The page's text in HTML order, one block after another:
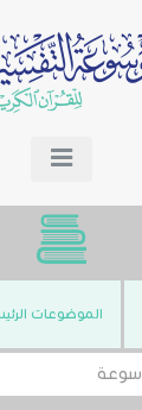
الموضوعات